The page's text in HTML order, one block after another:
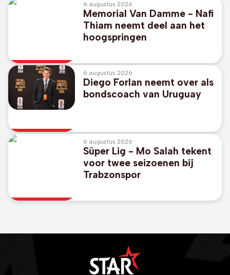
6 augustus 2026
Memorial Van Damme - Nafi
Thiam neemt deel aan het
hoogspringen
6 augustus 2026
Diego Forlan neemt over als
bondscoach van Uruguay
6 augustus 2026
Süper Lig - Mo Salah tekent
voor twee seizoenen bij
Trabzonspor